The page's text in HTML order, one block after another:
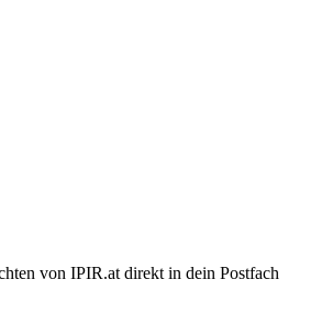
von IPIR.at direkt in dein Postfach